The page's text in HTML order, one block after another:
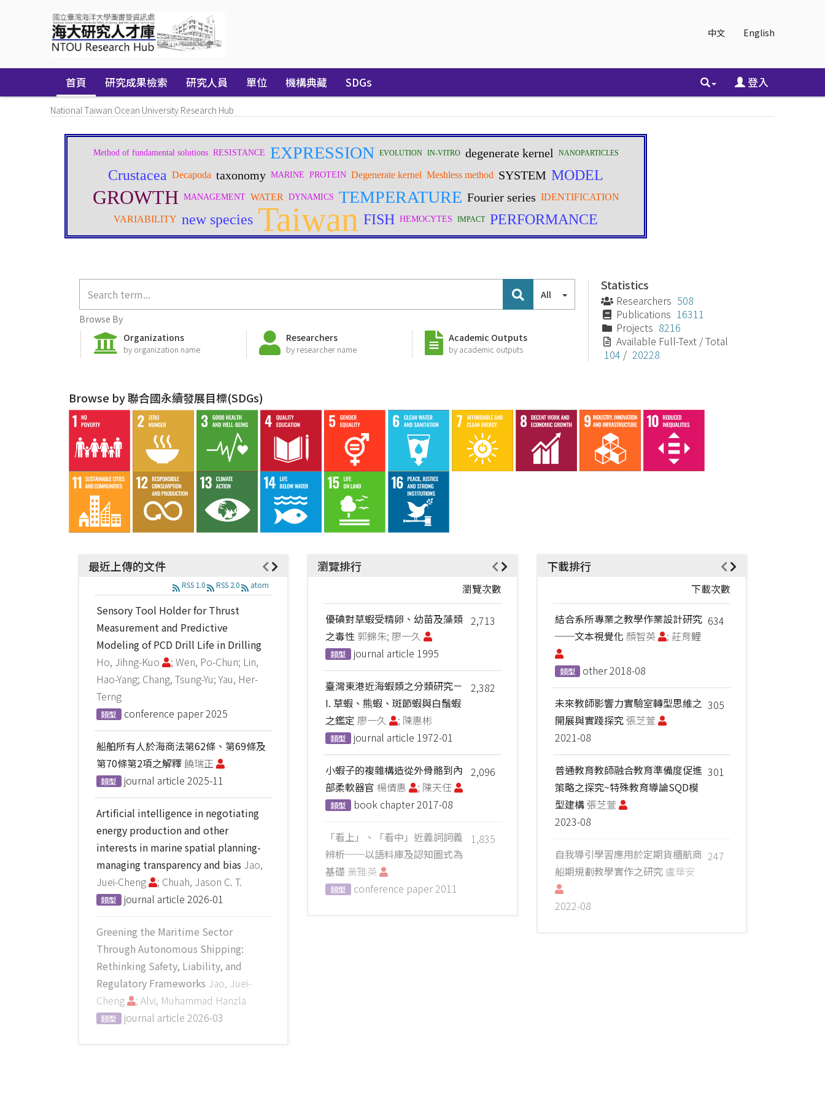
中文 English
首頁 研究成果檢索 研究人員 單位 機構典藏 SDGs 登入
National Taiwan Ocean University Research Hub
All
Browse By
Organizations
by organization name
Researchers
by researcher name
Academic Outputs
by academic outputs
Statistics
Researchers 508
Publications 16311
Projects 8216
Available Full-Text / Total
104 / 20228
Browse by 聯合國永續發展目標(SDGs)
最近上傳的文件
RSS 1.0 RSS 2.0 atom
Sensory Tool Holder for Thrust
Measurement and Predictive
Modeling of PCD Drill Life in Drilling
Ho, Jihng-Kuo
; Wen, Po-Chun; Lin,
Hao-Yang; Chang, Tsung-Yu; Yau, Her-
Terng
類型 conference paper2025
船舶所有人於海商法第62條、第69條及
第70條第2項之解釋饒瑞正
類型 journal article 2025-11
Artificial intelligence in negotiating
energy production and other
interests in marine spatial planning-
managing transparency and bias Jao,
Juei-Cheng
; Chuah, Jason C. T.
類型 journal article 2026-01
Greening the Maritime Sector
Through Autonomous Shipping:
Rethinking Safety, Liability, and
Regulatory Frameworks Jao, Juei-
Cheng
; Alvi, Muhammad Hanzla
類型 journal article 2026-03
瀏覽排行
瀏覽次數
2,713
優碘對草蝦受精卵、幼苗及藻類
之毒性郭錦朱; 廖一久
類型 journal article 1995
2,382
臺灣東港近海蝦類之分類研究－
I. 草蝦、熊蝦、斑節蝦與白鬚蝦
之鑑定 廖一久 ; 陳惠彬
類型 journal article 1972-01
2,096
小蝦子的複雜構造從外骨骼到內
部柔軟器官 楊倩惠 ; 陳天任
類型 book chapter2017-08
1,835
「看上」、「看中」近義詞詞義
辨析──以語料庫及認知圖式為
基礎 黃雅英
類型 conference paper2011
下載排行
下載次數
634
結合系所專業之教學作業設計研究
──文本視覺化 顏智英 ; 莊育鲤
類型 other2018-08
305
未來教師影響力實驗室轉型思維之
開展與實踐探究 張芝萱
2021-08
301
普通教育教師融合教育準備度促進
策略之探究~特殊教育導論SQD模
型建構 張芝萱
2023-08
247
自我導引學習應用於定期貨櫃航商
船期規劃教學實作之研究 盧華安
2022-08